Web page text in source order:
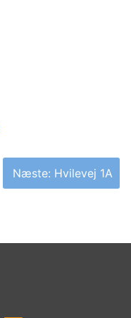
Næste: Hvilevej 1A